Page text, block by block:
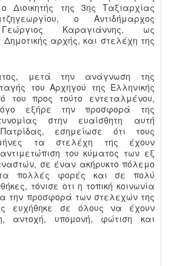
Διοικητής της 3ης Ταξιαρχίας
ο Αντιδήμαρχος
Καραγιάννης, ως
αρχής, και στελέχη της
μετά την ανάγνωση της
του Αρχηγού της Ελληνικής
του προς τούτο εντεταλμένου,
εξήρε την προσφορά της
στην ευαίσθητη αυτή
εσημείωσε ότι τους
μήνες τα στελέχη της έχουν
του κύματος των εξ
σε έναν ακήρυκτο πόλεμο
πολλές φορές και σε πολύ
τόνισε οτι η τοπική κοινωνία
την προσφορά των στελεχών της
ευχήθηκε σε όλους να έχουν
αντοχή, υπομονή, φώτιση και